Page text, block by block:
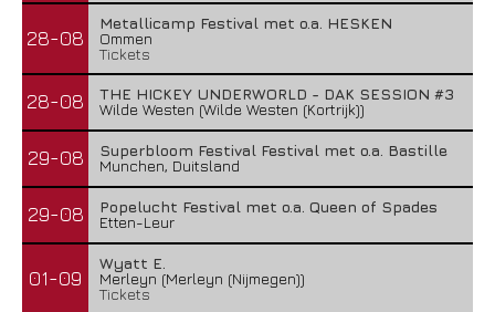
28-08
Metallicamp Festival met o.a. HESKEN
Ommen
Tickets
28-08
THE HICKEY UNDERWORLD - DAK SESSION #3
Wilde Westen (Wilde Westen (Kortrijk))
29-08
Superbloom Festival Festival met o.a. Bastille
Munchen, Duitsland
29-08
Popelucht Festival met o.a. Queen of Spades
Etten-Leur
01-09
Wyatt E.
Merleyn (Merleyn (Nijmegen))
Tickets